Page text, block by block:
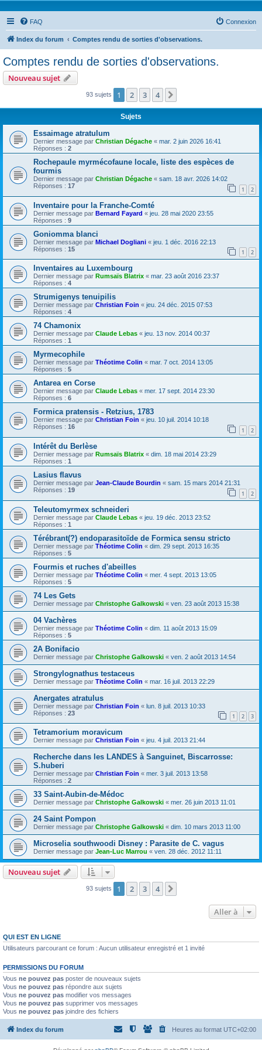
FAQ Connexion
Index du forum Comptes rendu de sorties d'observations.
Comptes rendu de sorties d'observations.
Nouveau sujet
93 sujets 1 2 3 4
Sujets
Essaimage atratulum
Dernier message par Christian Dégache « mar. 2 juin 2026 16:41
Réponses : 2
Rochepaule myrmécofaune locale, liste des espèces de
fourmis
Dernier message par Christian Dégache « sam. 18 avr. 2026 14:02
Réponses : 17 1 2
Inventaire pour la Franche-Comté
Dernier message par Bernard Fayard « jeu. 28 mai 2020 23:55
Réponses : 9
Goniomma blanci
Dernier message par Michael Dogliani « jeu. 1 déc. 2016 22:13
Réponses : 15 1 2
Inventaires au Luxembourg
Dernier message par Rumsaïs Blatrix « mar. 23 août 2016 23:37
Réponses : 4
Strumigenys tenuipilis
Dernier message par Christian Foin « jeu. 24 déc. 2015 07:53
Réponses : 4
74 Chamonix
Dernier message par Claude Lebas « jeu. 13 nov. 2014 00:37
Réponses : 1
Myrmecophile
Dernier message par Théotime Colin « mar. 7 oct. 2014 13:05
Réponses : 5
Antarea en Corse
Dernier message par Claude Lebas « mer. 17 sept. 2014 23:30
Réponses : 6
Formica pratensis - Retzius, 1783
Dernier message par Christian Foin « jeu. 10 juil. 2014 10:18
Réponses : 16 1 2
Intérêt du Berlèse
Dernier message par Rumsaïs Blatrix « dim. 18 mai 2014 23:29
Réponses : 1
Lasius flavus
Dernier message par Jean-Claude Bourdin « sam. 15 mars 2014 21:31
Réponses : 19 1 2
Teleutomyrmex schneideri
Dernier message par Claude Lebas « jeu. 19 déc. 2013 23:52
Réponses : 1
Térébrant(?) endoparasitoïde de Formica sensu stricto
Dernier message par Théotime Colin « dim. 29 sept. 2013 16:35
Réponses : 5
Fourmis et ruches d'abeilles
Dernier message par Théotime Colin « mer. 4 sept. 2013 13:05
Réponses : 5
74 Les Gets
Dernier message par Christophe Galkowski « ven. 23 août 2013 15:38
04 Vachères
Dernier message par Théotime Colin « dim. 11 août 2013 15:09
Réponses : 5
2A Bonifacio
Dernier message par Christophe Galkowski « ven. 2 août 2013 14:54
Strongylognathus testaceus
Dernier message par Théotime Colin « mar. 16 juil. 2013 22:29
Anergates atratulus
Dernier message par Christian Foin « lun. 8 juil. 2013 10:33
Réponses : 23 1 2 3
Tetramorium moravicum
Dernier message par Christian Foin « jeu. 4 juil. 2013 21:44
Recherche dans les LANDES à Sanguinet, Biscarrosse:
S.huberi
Dernier message par Christian Foin « mer. 3 juil. 2013 13:58
Réponses : 2
33 Saint-Aubin-de-Médoc
Dernier message par Christophe Galkowski « mer. 26 juin 2013 11:01
24 Saint Pompon
Dernier message par Christophe Galkowski « dim. 10 mars 2013 11:00
Microselia southwoodi Disney : Parasite de C. vagus
Dernier message par Jean-Luc Marrou « ven. 28 déc. 2012 11:11
Nouveau sujet
93 sujets 1 2 3 4
Aller à
QUI EST EN LIGNE
Utilisateurs parcourant ce forum : Aucun utilisateur enregistré et 1 invité
PERMISSIONS DU FORUM
Vous ne pouvez pas poster de nouveaux sujets
Vous ne pouvez pas répondre aux sujets
Vous ne pouvez pas modifier vos messages
Vous ne pouvez pas supprimer vos messages
Vous ne pouvez pas joindre des fichiers
Index du forum Heures au format UTC+02:00